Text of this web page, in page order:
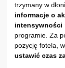
trzymany w
informacje o
intensywności
programie. Za
pozycję fotela,
ustawić czas